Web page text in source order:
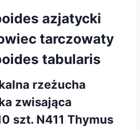
azjatycki
tarczowaty
tabularis
rzeżucha
zwisająca
szt. N411 Thymus